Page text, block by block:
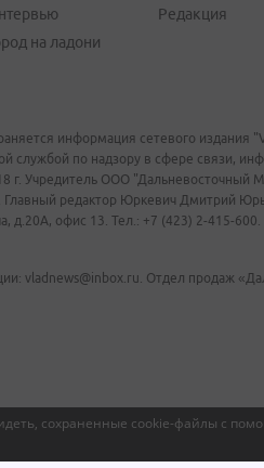
сохраненные cookie-файлы с
на ладони
Редакция
информация сетевого
службой по надзору в сфере связи,
г. Учредитель ООО "Дальневосточный
редактор Юркевич Дмитрий
д.20А, офис 13. Тел.: +7 (423) 2-415-600.
vladnews@inbox.ru. Отдел продаж